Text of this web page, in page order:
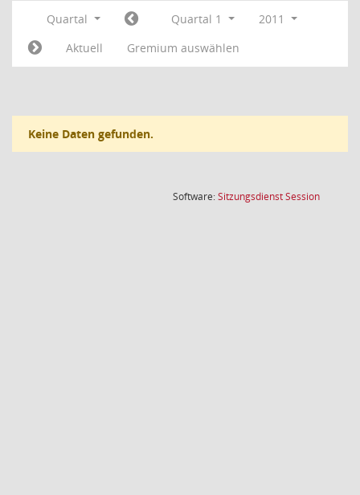
Quartal Quartal 1
2011
Aktuell
Gremium auswählen
Keine Daten gefunden.
Software:SitzungsdienstSession(Wird in